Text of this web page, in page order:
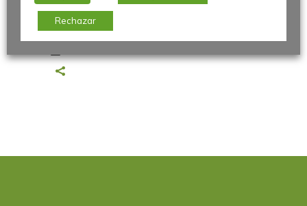
Por Juan Antonio Caloto
Rechazar